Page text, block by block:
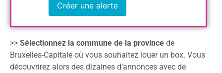
Créer une alerte
>> Sélectionnez la commune de la province de
Bruxelles-Capitale où vous souhaitez louer un box. Vous
découvrirez alors des dizaines d’annonces avec de